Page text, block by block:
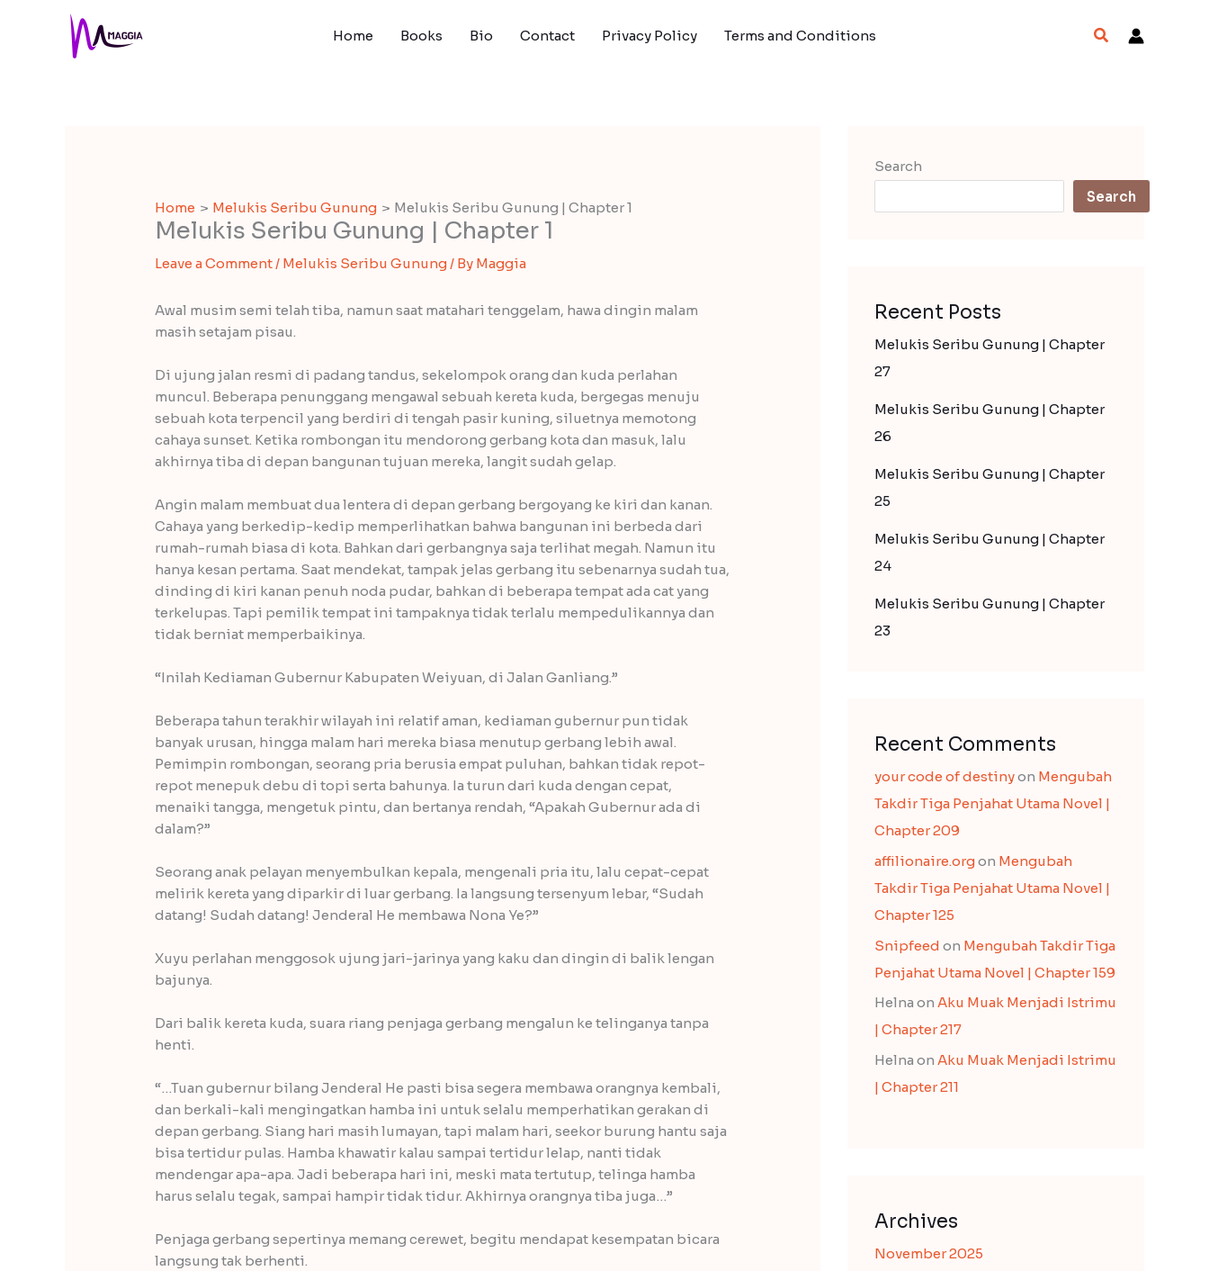
Home Books Bio Contact Privacy Policy Terms and Conditions Search
Home Melukis Seribu Gunung Melukis Seribu Gunung | Chapter 1
Melukis Seribu Gunung | Chapter 1
Leave a Comment/ Melukis Seribu Gunung/ By Maggia
Awal musim semi telah tiba, namun saat matahari tenggelam, hawa dingin malam
masih setajam pisau.
Di ujung jalan resmi di padang tandus, sekelompok orang dan kuda perlahan
muncul. Beberapa penunggang mengawal sebuah kereta kuda, bergegas menuju
sebuah kota terpencil yang berdiri di tengah pasir kuning, siluetnya memotong
cahaya sunset. Ketika rombongan itu mendorong gerbang kota dan masuk, lalu
akhirnya tiba di depan bangunan tujuan mereka, langit sudah gelap.
Angin malam membuat dua lentera di depan gerbang bergoyang ke kiri dan kanan.
Cahaya yang berkedip-kedip memperlihatkan bahwa bangunan ini berbeda dari
rumah-rumah biasa di kota. Bahkan dari gerbangnya saja terlihat megah. Namun itu
hanya kesan pertama. Saat mendekat, tampak jelas gerbang itu sebenarnya sudah tua,
dinding di kiri kanan penuh noda pudar, bahkan di beberapa tempat ada cat yang
terkelupas. Tapi pemilik tempat ini tampaknya tidak terlalu mempedulikannya dan
tidak berniat memperbaikinya.
“Inilah Kediaman Gubernur Kabupaten Weiyuan, di Jalan Ganliang.”
Beberapa tahun terakhir wilayah ini relatif aman, kediaman gubernur pun tidak
banyak urusan, hingga malam hari mereka biasa menutup gerbang lebih awal.
Pemimpin rombongan, seorang pria berusia empat puluhan, bahkan tidak repot-
repot menepuk debu di topi serta bahunya. Ia turun dari kuda dengan cepat,
menaiki tangga, mengetuk pintu, dan bertanya rendah, “Apakah Gubernur ada di
dalam?”
Seorang anak pelayan menyembulkan kepala, mengenali pria itu, lalu cepat-cepat
melirik kereta yang diparkir di luar gerbang. Ia langsung tersenyum lebar, “Sudah
datang! Sudah datang! Jenderal He membawa Nona Ye?”
Xuyu perlahan menggosok ujung jari-jarinya yang kaku dan dingin di balik lengan
bajunya.
Dari balik kereta kuda, suara riang penjaga gerbang mengalun ke telinganya tanpa
henti.
“…Tuan gubernur bilang Jenderal He pasti bisa segera membawa orangnya kembali,
dan berkali-kali mengingatkan hamba ini untuk selalu memperhatikan gerakan di
depan gerbang. Siang hari masih lumayan, tapi malam hari, seekor burung hantu saja
bisa tertidur pulas. Hamba khawatir kalau sampai tertidur lelap, nanti tidak
mendengar apa-apa. Jadi beberapa hari ini, meski mata tertutup, telinga hamba
harus selalu tegak, sampai hampir tidak tidur. Akhirnya orangnya tiba juga…”
Penjaga gerbang sepertinya memang cerewet, begitu mendapat kesempatan bicara
langsung tak berhenti.
Search
Search
Recent Posts
Melukis Seribu Gunung | Chapter
27
Melukis Seribu Gunung | Chapter
26
Melukis Seribu Gunung | Chapter
25
Melukis Seribu Gunung | Chapter
24
Melukis Seribu Gunung | Chapter
23
Recent Comments
your code of destinyon Mengubah
Takdir Tiga Penjahat Utama Novel |
Chapter 209
affilionaire.orgon Mengubah
Takdir Tiga Penjahat Utama Novel |
Chapter 125
Snipfeed on Mengubah Takdir Tiga
Penjahat Utama Novel | Chapter 159
Helna on Aku Muak Menjadi Istrimu
| Chapter 217
Helna on Aku Muak Menjadi Istrimu
| Chapter 211
Archives
November 2025